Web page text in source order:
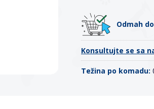
Odmah
Konsultujte se sa
Težina po komadu: